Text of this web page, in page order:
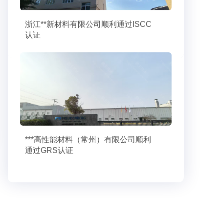
浙江**新材料有限公司顺利通过ISCC
认证
***高性能材料（常州）有限公司顺利
通过GRS认证